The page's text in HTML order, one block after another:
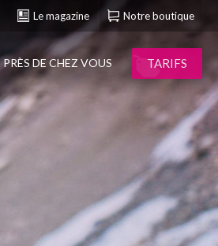
Le magazine Notre boutique
TARIFS
PRÈS DE CHEZ VOUS